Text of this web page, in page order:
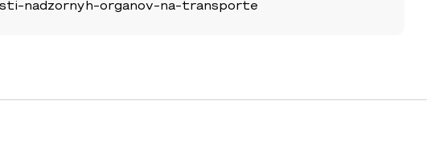
nadzornyh-organov-na-transporte